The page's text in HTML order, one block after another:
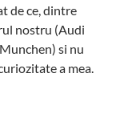
de ce, dintre
nostru (Audi
si nu
a mea.